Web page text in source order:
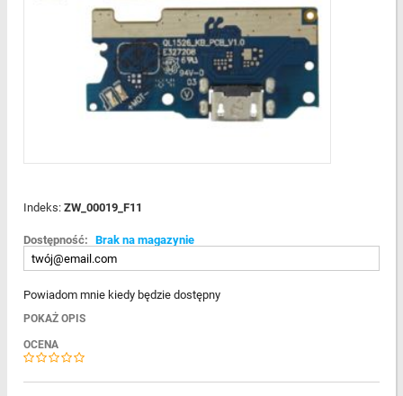
Indeks: ZW_00019_F11
Dostępność: Brak na magazynie
Powiadom mnie kiedy będzie dostępny
POKAŻ OPIS
OCENA